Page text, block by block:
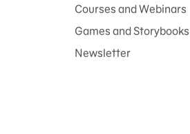
Courses and Webinars
Games and Storybooks
Newsletter